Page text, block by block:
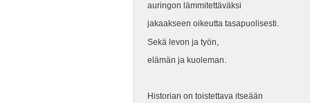
auringon lämmitettäväksi
jakaakseen oikeutta tasapuolisesti.
Sekä levon ja työn,
elämän ja kuoleman.
Historian on toistettava itseään